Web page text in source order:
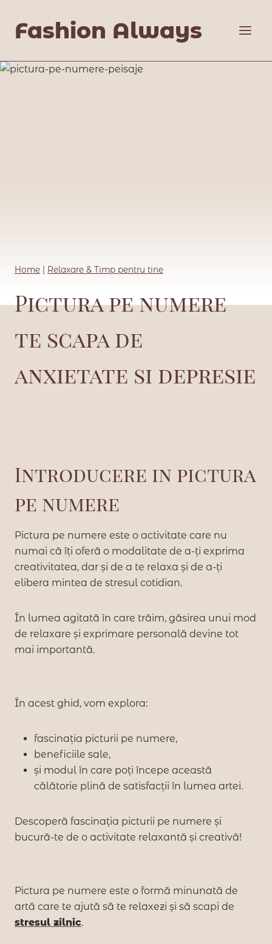
content
Fashion Always
Home Relaxare & Timp pentru tine
Pictura pe numere
te scapa de
anxietate si depresie
Introducere in pictura
pe numere
Pictura pe numere este o activitate care nu
numai că îți oferă o modalitate de a-ți exprima
creativitatea, dar și de a te relaxa și de a-ți
elibera mintea de stresul cotidian.
În lumea agitată în care trăim, găsirea unui mod
de relaxare și exprimare personală devine tot
mai importantă.
În acest ghid, vom explora:
fascinația picturii pe numere,
beneficiile sale,
și modul în care poți începe această
călătorie plină de satisfacții în lumea artei.
Descoperă fascinația picturii pe numere și
bucură-te de o activitate relaxantă și creativă!
Pictura pe numere este o formă minunată de
artă care te ajută să te relaxezi și să scapi de
stresul zilnic.